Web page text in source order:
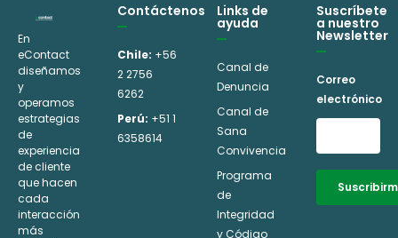
En
eContact
diseñamos
y
operamos
estrategias
de
experiencia
de cliente
que hacen
cada
interacción
más
Contáctenos
Chile: +56
2 2756
6262
Perú: +51 1
6358614
Links de
ayuda
Canal de
Denuncia
Canal de
Sana
Convivencia
Programa
de
Integridad
y Código
Suscríbete
a nuestro
Newsletter
Correo
electrónico